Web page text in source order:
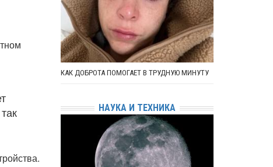
КАК ДОБРОТА ПОМОГАЕТ В ТРУДНУЮ МИНУТУ
НАУКА И ТЕХНИКА